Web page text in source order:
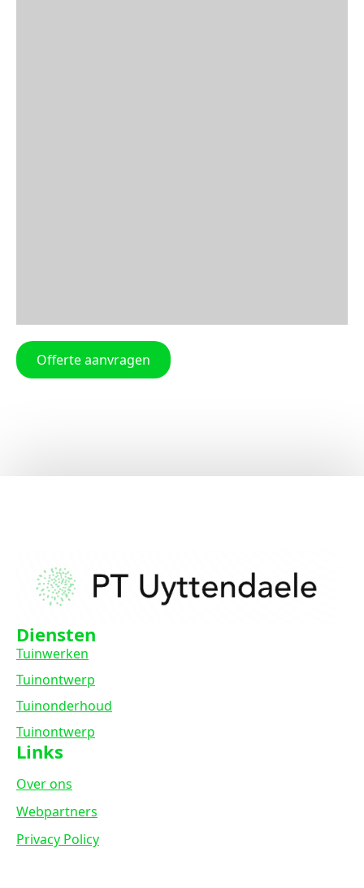
Offerte aanvragen
Diensten
Tuinwerken
Tuinontwerp
Tuinonderhoud
Tuinontwerp
Links
Over ons
Webpartners
Privacy Policy